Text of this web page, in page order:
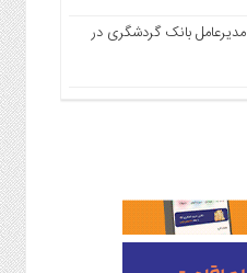
بانک گردشگری در